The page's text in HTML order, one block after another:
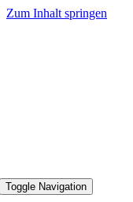
Zum Inhalt springen
Toggle Navigation